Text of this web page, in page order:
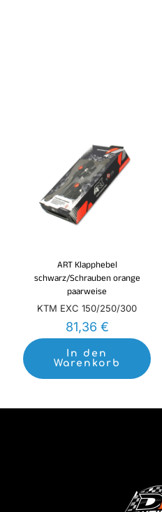
ART Klapphebel
schwarz/Schrauben orange
paarweise
KTM EXC 150/250/300
81,36 €
In den
Warenkorb